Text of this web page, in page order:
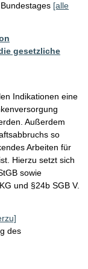
[alle
gesetzliche
Indikationen eine
Außerdem
so
Arbeiten für
Hierzu setzt sich
sowie
und §24b SGB V.
des